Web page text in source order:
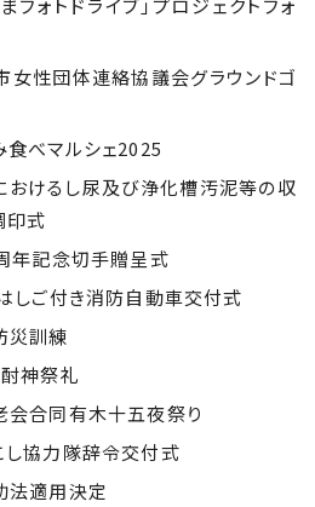
ォトドライブ」プロジェクトフォ
性団体連絡協議会グラウンドゴ
べマルシェ2025
けるし尿及び浄化槽汚泥等の収
印式
記念切手贈呈式
ご付き消防自動車交付式
訓練
神祭礼
合同有木十五夜祭り
協力隊辞令交付式
適用決定